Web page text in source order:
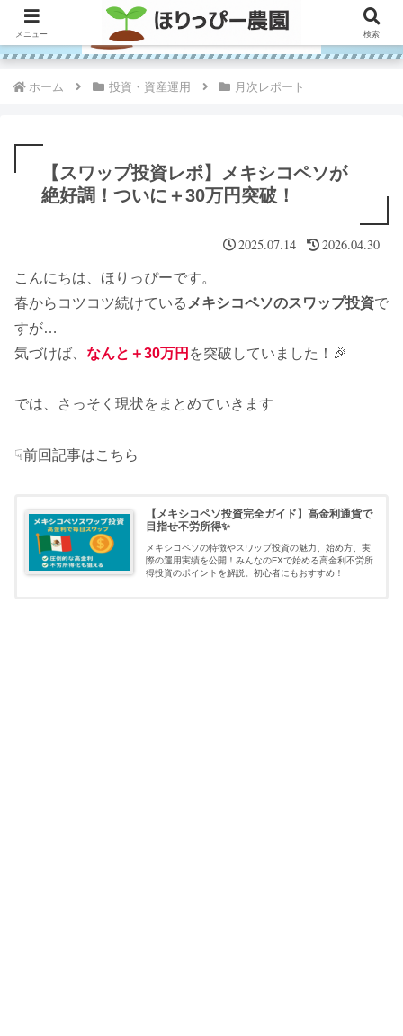
ホーム 投資・資産運用 月次レポート
【スワップ投資レポ】メキシコペソが
絶好調！ついに＋30万円突破！
2025.07.14 2026.04.30
こんにちは、ほりっぴーです。
春からコツコツ続けている メキシコペソのスワップ投資で
すが…
気づけば、 なんと＋30万円 を突破していました！🎉
では、さっそく現状をまとめていきます
☟前回記事はこちら
【メキシコペソ投資完全ガイド】高金利通貨で
目指せ不労所得✨
メキシコペソの特徴やスワップ投資の魅力、始め方、実
際の運用実績を公開！みんなのFXで始める高金利不労所
得投資のポイントを解説。初心者にもおすすめ！
メニュー 検索